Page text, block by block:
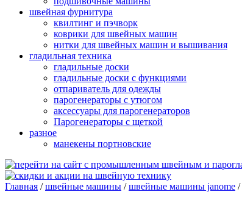
швейная фурнитура
квилтинг и пэчворк
коврики для швейных машин
нитки для швейных машин и вышивания
гладильная техника
гладильные доски
гладильные доски с функциями
отпариватель для одежды
парогенераторы с утюгом
аксессуары для парогенераторов
Парогенераторы с щеткой
разное
манекены портновские
Главная /швейные машины /швейные машины janome /